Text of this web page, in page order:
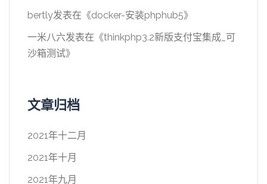
bertly发表在《docker-安装phphub5》
一米八六发表在《thinkphp3.2新版支付宝集成_可
沙箱测试》
文章归档
2021年十二月
2021年十月
2021年九月